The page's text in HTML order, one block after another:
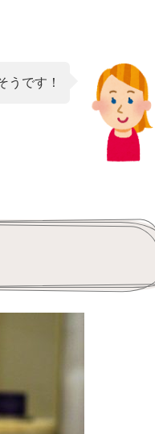
うです！